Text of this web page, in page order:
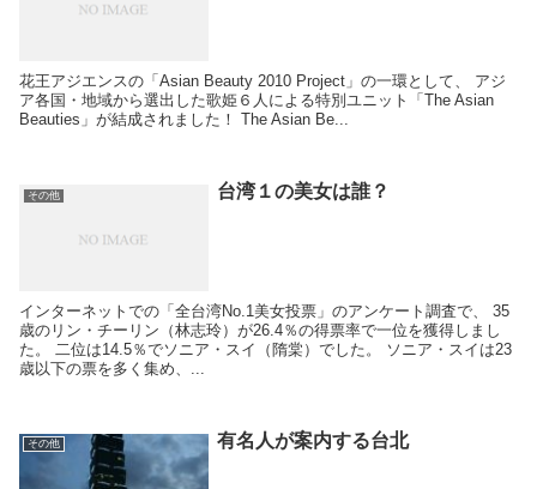
花王アジエンスの「Asian Beauty 2010 Project」の一環として、 アジ
ア各国・地域から選出した歌姫６人による特別ユニット「The Asian
Beauties」が結成されました！ The Asian Be...
その他 台湾１の美女は誰？
インターネットでの「全台湾No.1美女投票」のアンケート調査で、 35
歳のリン・チーリン（林志玲）が26.4％の得票率で一位を獲得しまし
た。 二位は14.5％でソニア・スイ（隋棠）でした。 ソニア・スイは23
歳以下の票を多く集め、...
その他 有名人が案内する台北